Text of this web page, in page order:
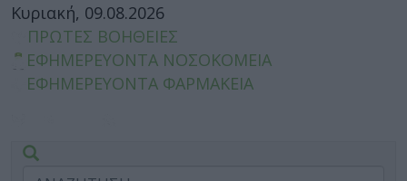
Κυριακή, 09.08.2026
ΠΡΩΤΕΣ ΒΟΗΘΕΙΕΣ
ΕΦΗΜΕΡΕΥΟΝΤΑ ΝΟΣΟΚΟΜΕΙΑ
ΕΦΗΜΕΡΕΥΟΝΤΑ ΦΑΡΜΑΚΕΙΑ